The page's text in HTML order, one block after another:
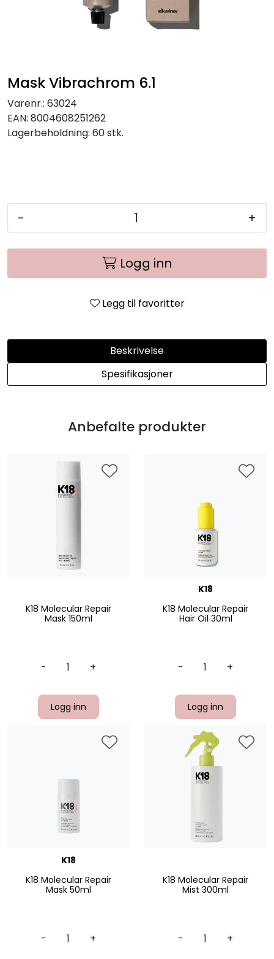
Mask Vibrachrom 6.1
Varenr.: 63024
EAN: 8004608251262
Lagerbeholdning: 60 stk.
- +
Logg inn
Legg til favoritter
Beskrivelse
Spesifikasjoner
Anbefalte produkter
K18 Molecular Repair
Mask 150ml
- +
Logg inn
K18
K18 Molecular Repair
Hair Oil 30ml
- +
Logg inn
K18
K18 Molecular Repair
Mask 50ml
- +
K18 Molecular Repair
Mist 300ml
- +